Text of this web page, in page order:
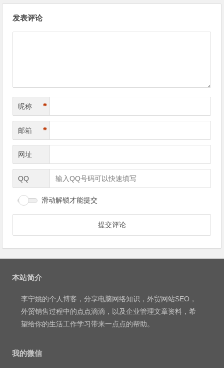
发表评论
昵称 *
邮箱 *
网址
QQ
滑动解锁才能提交
本站简介
李宁姚的个人博客，分享电脑网络知识，外贸网站SEO，
外贸销售过程中的点点滴滴，以及企业管理文章资料，希
望给你的生活工作学习带来一点点的帮助。
我的微信